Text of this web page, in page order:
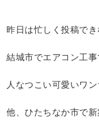
昨日は忙しく投稿でき
結城市でエアコン工事
人なつこい可愛いワ
他、ひたちなか市で